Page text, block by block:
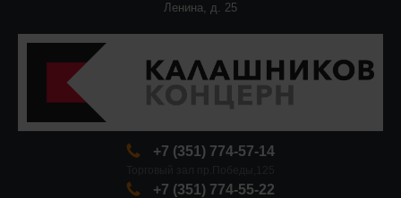
Ленина, д. 25
+7 (351) 774-57-14
+7 (351) 774-55-22